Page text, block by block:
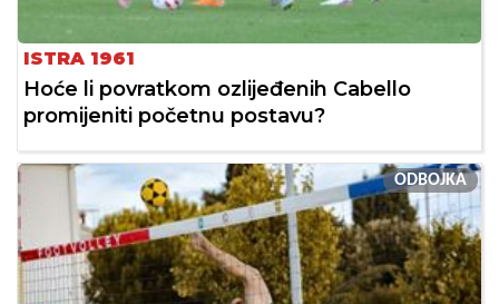
ISTRA 1961
Hoće li povratkom ozlijeđenih Cabello
promijeniti početnu postavu?
ODBOJKA